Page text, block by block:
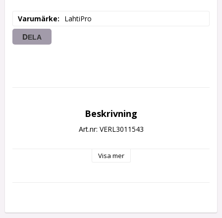
Varumärke LahtiPro
DELA
Beskrivning
Art.nr: VERL3011543
Visa mer